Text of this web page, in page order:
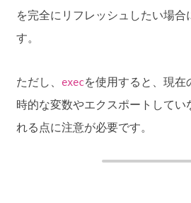
を完全にリフレッシュしたい場
す。
ただし、 execを使用すると、現
時的な変数やエクスポートしてい
れる点に注意が必要です。